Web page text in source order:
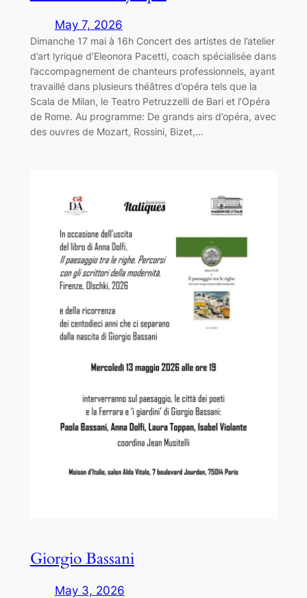
May 7, 2026
Dimanche 17 mai à 16h Concert des artistes de l’atelier
d’art lyrique d’Eleonora Pacetti, coach spécialisée dans
l’accompagnement de chanteurs professionnels, ayant
travaillé dans plusieurs théâtres d’opéra tels que la
Scala de Milan, le Teatro Petruzzelli de Bari et l’Opéra
de Rome. Au programme: De grands airs d’opéra, avec
des ouvres de Mozart, Rossini, Bizet,…
Giorgio Bassani
May 3, 2026